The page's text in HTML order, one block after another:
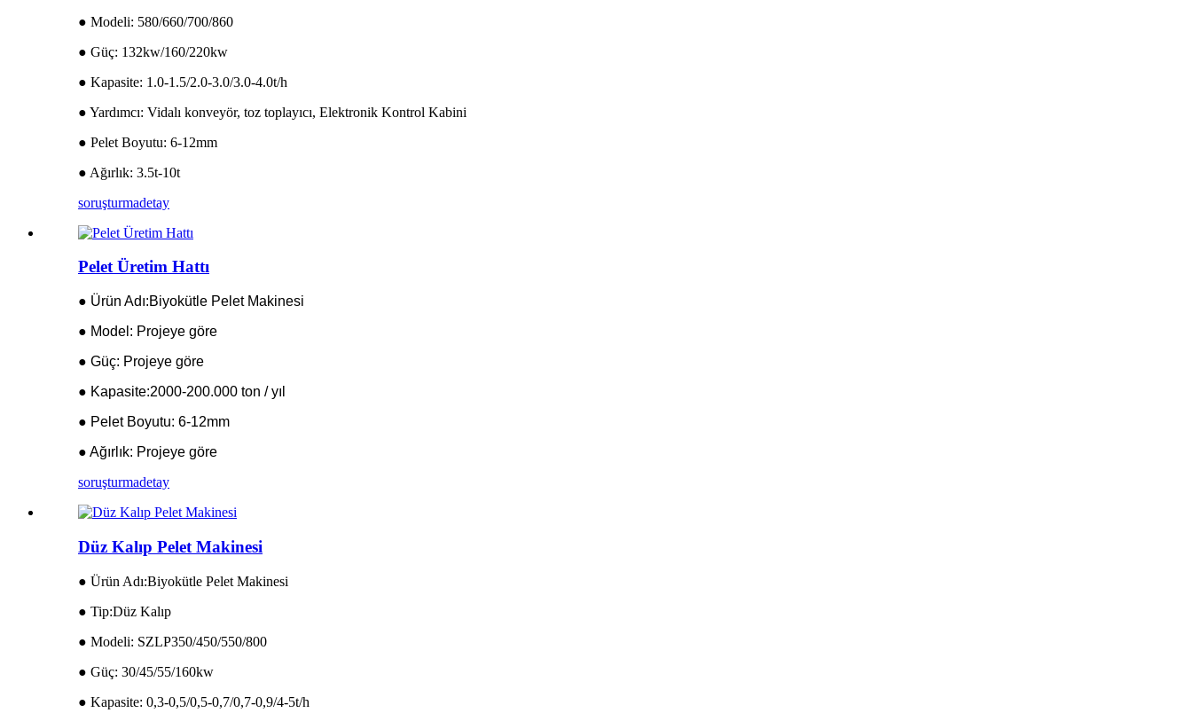
● Modeli: 580/660/700/860
● Güç: 132kw/160/220kw
● Kapasite: 1.0-1.5/2.0-3.0/3.0-4.0t/h
● Yardımcı: Vidalı konveyör, toz toplayıcı, Elektronik Kontrol Kabini
● Pelet Boyutu: 6-12mm
● Ağırlık: 3.5t-10t
soruşturmadetay
Pelet Üretim Hattı
● Ürün Adı:Biyokütle Pelet Makinesi
● Model: Projeye göre
● Güç: Projeye göre
● Kapasite:2000-200.000 ton / yıl
● Pelet Boyutu: 6-12mm
● Ağırlık: Projeye göre
soruşturmadetay
Düz Kalıp Pelet Makinesi
● Ürün Adı:Biyokütle Pelet Makinesi
● Tip:Düz Kalıp
● Modeli: SZLP350/450/550/800
● Güç: 30/45/55/160kw
● Kapasite: 0,3-0,5/0,5-0,7/0,7-0,9/4-5t/h